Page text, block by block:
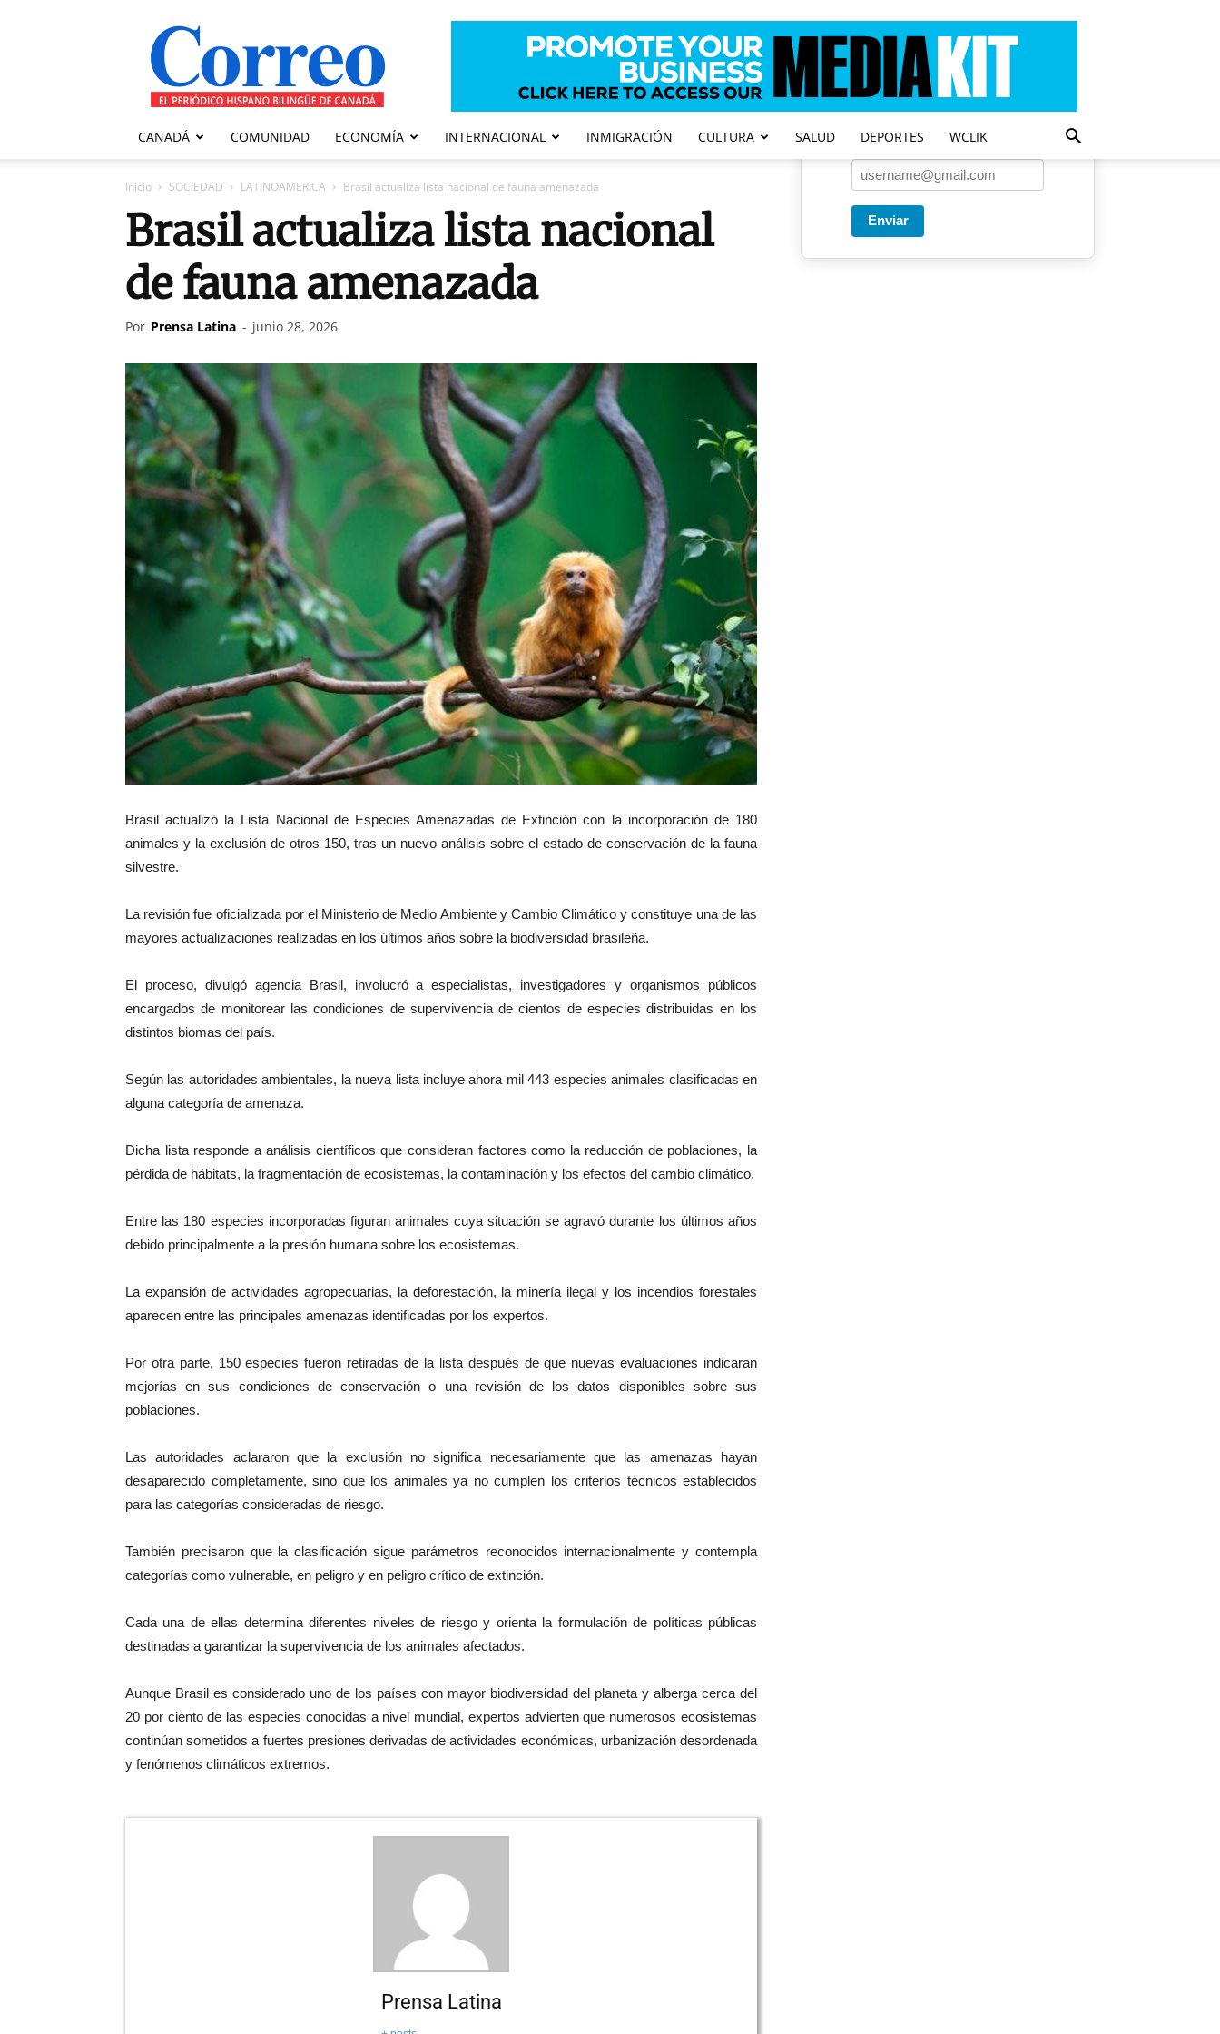
Correo
Canadiense
CANADÁ COMUNIDAD ECONOMÍA INTERNACIONAL INMIGRACIÓN CULTURA SALUD DEPORTES WCLIK
Inicio SOCIEDAD LATINOAMERICA Brasil actualiza lista nacional de fauna amenazada
Brasil actualiza lista nacional
de fauna amenazada
Por Prensa Latina - junio 28, 2026
Brasil actualizó la Lista Nacional de Especies Amenazadas de Extinción con la incorporación de 180
animales y la exclusión de otros 150, tras un nuevo análisis sobre el estado de conservación de la fauna
silvestre.
La revisión fue oficializada por el Ministerio de Medio Ambiente y Cambio Climático y constituye una de las
mayores actualizaciones realizadas en los últimos años sobre la biodiversidad brasileña.
El proceso, divulgó agencia Brasil, involucró a especialistas, investigadores y organismos públicos
encargados de monitorear las condiciones de supervivencia de cientos de especies distribuidas en los
distintos biomas del país.
Según las autoridades ambientales, la nueva lista incluye ahora mil 443 especies animales clasificadas en
alguna categoría de amenaza.
Dicha lista responde a análisis científicos que consideran factores como la reducción de poblaciones, la
pérdida de hábitats, la fragmentación de ecosistemas, la contaminación y los efectos del cambio climático.
Entre las 180 especies incorporadas figuran animales cuya situación se agravó durante los últimos años
debido principalmente a la presión humana sobre los ecosistemas.
La expansión de actividades agropecuarias, la deforestación, la minería ilegal y los incendios forestales
aparecen entre las principales amenazas identificadas por los expertos.
Por otra parte, 150 especies fueron retiradas de la lista después de que nuevas evaluaciones indicaran
mejorías en sus condiciones de conservación o una revisión de los datos disponibles sobre sus
poblaciones.
Las autoridades aclararon que la exclusión no significa necesariamente que las amenazas hayan
desaparecido completamente, sino que los animales ya no cumplen los criterios técnicos establecidos
para las categorías consideradas de riesgo.
También precisaron que la clasificación sigue parámetros reconocidos internacionalmente y contempla
categorías como vulnerable, en peligro y en peligro crítico de extinción.
Cada una de ellas determina diferentes niveles de riesgo y orienta la formulación de políticas públicas
destinadas a garantizar la supervivencia de los animales afectados.
Aunque Brasil es considerado uno de los países con mayor biodiversidad del planeta y alberga cerca del
20 por ciento de las especies conocidas a nivel mundial, expertos advierten que numerosos ecosistemas
continúan sometidos a fuertes presiones derivadas de actividades económicas, urbanización desordenada
y fenómenos climáticos extremos.
Prensa Latina
Una vez a la semana enviamos
Enviar
Entregado por SendPulse